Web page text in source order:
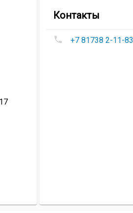
Контакты
«На
Номера
телефонов
+7 81738 2-11-83